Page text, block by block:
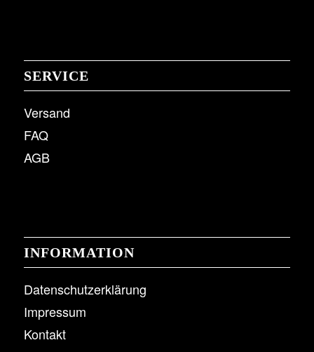
SERVICE
Versand
FAQ
AGB
INFORMATION
Datenschutzerklärung
Impressum
Kontakt